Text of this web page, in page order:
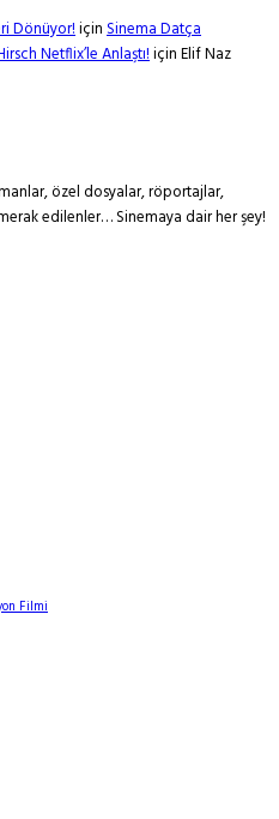
Dönüyor!içinSinema Datça
Netflix’le Anlaştı!içinElif Naz
özel dosyalar, röportajlar,
edilenler… Sinemaya dair her şey!
Filmi